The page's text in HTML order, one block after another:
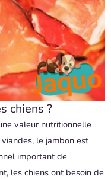
chiens ?
valeur nutritionnelle
le jambon est
important de
les chiens ont besoin de